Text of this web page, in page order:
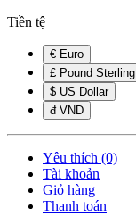
Tiền tệ
€ Euro
£ Pound Sterling
$ US Dollar
đ VND
Yêu thích (0)
Tài khoản
Giỏ hàng
Thanh toán